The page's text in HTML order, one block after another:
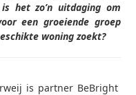
het zo’n uitdaging om
een groeiende groep
woning zoekt?
is partner BeBright